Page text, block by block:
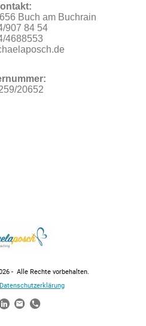
Buch am Buchrain
907 84 54
4688553
20652
- Alle Rechte vorbehalten.
Datenschutzerklärung